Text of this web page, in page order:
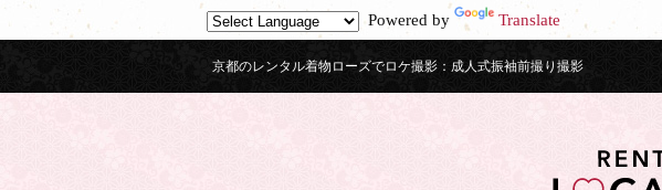
Powered by Translate
京都のレンタル着物ローズでロケ撮影：成人式振袖前撮り撮影